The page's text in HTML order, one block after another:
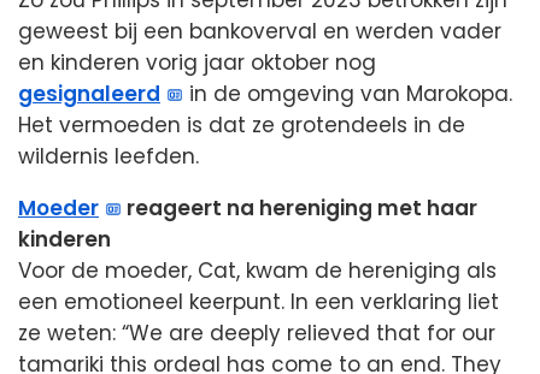
geweest bij een bankoverval en werden vader
en kinderen vorig jaar oktober nog
gesignaleerd
in de omgeving van Marokopa.
Het vermoeden is dat ze grotendeels in de
wildernis leefden.
Moeder
reageert na hereniging met haar
kinderen
Voor de moeder, Cat, kwam de hereniging als
een emotioneel keerpunt. In een verklaring liet
ze weten: “We are deeply relieved that for our
tamariki this ordeal has come to an end. They